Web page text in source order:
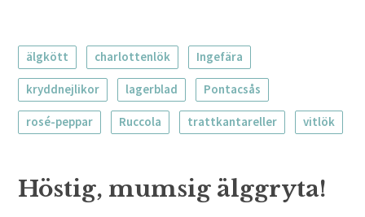
älgkött charlottenlök Ingefära
kryddnejlikor lagerblad Pontacsås
rosé-peppar Ruccola trattkantareller vitlök
Höstig, mumsig älggryta!